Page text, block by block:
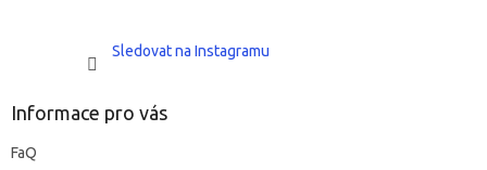
Sledovat na Instagramu
Informace pro vás
FaQ